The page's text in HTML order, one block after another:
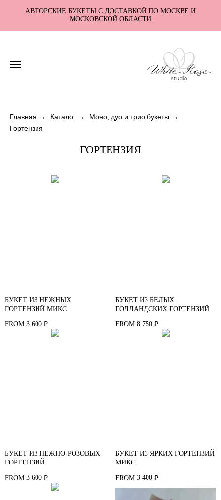
АВТОРСКИЕ БУКЕТЫ С ДОСТАВКОЙ ПО МОСКВЕ И
МОСКОВСКОЙ ОБЛАСТИ
Главная → Каталог → Моно, дуо и трио букеты →
Гортензия
ГОРТЕНЗИЯ
БУКЕТ ИЗ НЕЖНЫХ
ГОРТЕНЗИЙ МИКС
FROM 3 600 ₽
БУКЕТ ИЗ БЕЛЫХ
ГОЛЛАНДСКИХ ГОРТЕНЗИЙ
FROM 8 750 ₽
БУКЕТ ИЗ НЕЖНО-РОЗОВЫХ
ГОРТЕНЗИЙ
FROM 3 600 ₽
БУКЕТ ИЗ ЯРКИХ ГОРТЕНЗИЙ
МИКС
FROM 3 400 ₽